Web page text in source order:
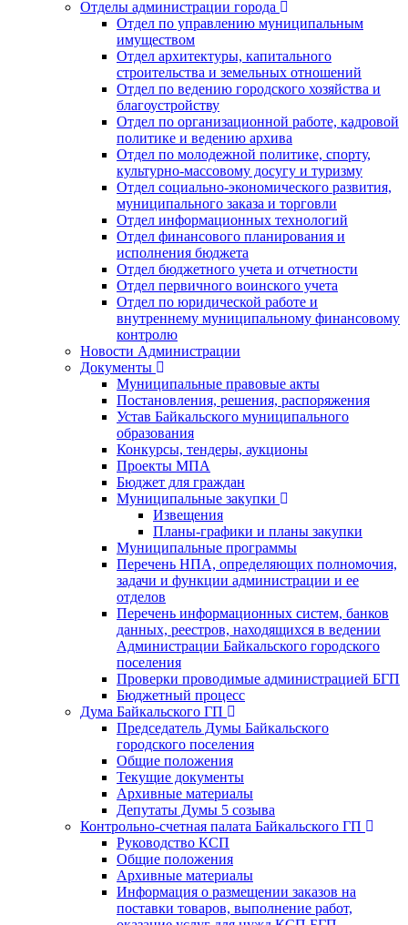
Отделы администрации города
Отдел по управлению муниципальным
имуществом
Отдел архитектуры, капитального
строительства и земельных отношений
Отдел по ведению городского хозяйства и
благоустройству
Отдел по организационной работе, кадровой
политике и ведению архива
Отдел по молодежной политике, спорту,
культурно-массовому досугу и туризму
Отдел социально-экономического развития,
муниципального заказа и торговли
Отдел информационных технологий
Отдел финансового планирования и
исполнения бюджета
Отдел бюджетного учета и отчетности
Отдел первичного воинского учета
Отдел по юридической работе и
внутреннему муниципальному финансовому
контролю
Новости Администрации
Документы
Муниципальные правовые акты
Постановления, решения, распоряжения
Устав Байкальского муниципального
образования
Конкурсы, тендеры, аукционы
Проекты МПА
Бюджет для граждан
Муниципальные закупки
Извещения
Планы-графики и планы закупки
Муниципальные программы
Перечень НПА, определяющих полномочия,
задачи и функции администрации и ее
отделов
Перечень информационных систем, банков
данных, реестров, находящихся в ведении
Администрации Байкальского городского
поселения
Проверки проводимые администрацией БГП
Бюджетный процесс
Дума Байкальского ГП
Председатель Думы Байкальского
городского поселения
Общие положения
Текущие документы
Архивные материалы
Депутаты Думы 5 созыва
Контрольно-счетная палата Байкальского ГП
Руководство КСП
Общие положения
Архивные материалы
Информация о размещении заказов на
поставки товаров, выполнение работ,